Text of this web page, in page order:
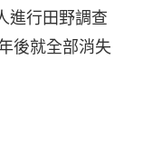
進行田野調查
後就全部消失